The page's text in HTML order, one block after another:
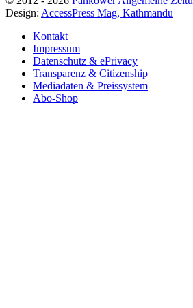
Design: AccessPress Mag, Kathmandu
Kontakt
Impressum
Datenschutz & ePrivacy
Transparenz & Citizenship
Mediadaten & Preissystem
Abo-Shop